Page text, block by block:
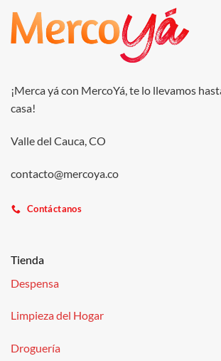
¡Merca yá con MercoYá, te lo llevamos
casa!
Valle del Cauca, CO
contacto@mercoya.co
Contáctanos
Tienda
Despensa
Limpieza del Hogar
Droguería